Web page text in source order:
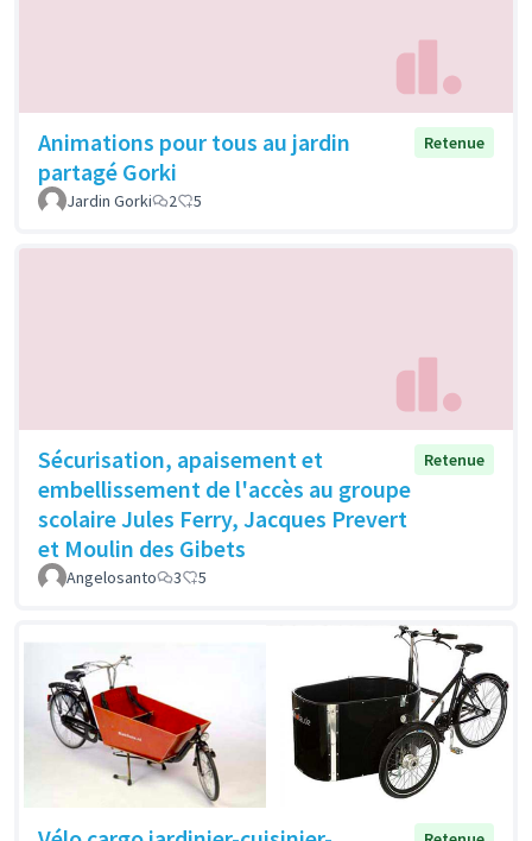
Animations pour tous au jardin
partagé Gorki
Retenue
Jardin Gorki 2 5
Sécurisation, apaisement et
embellissement de l'accès au groupe
scolaire Jules Ferry, Jacques Prevert
et Moulin des Gibets
Retenue
Angelosanto 3 5